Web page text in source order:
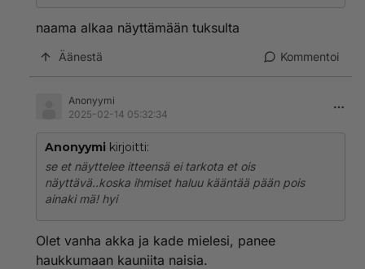
naama alkaa näyttämään tuksulta
Äänestä Kommentoi
Anonyymi
2025-02-14 05:32:34
Anonyymi kirjoitti:
se et näyttelee itteensä ei tarkota et ois
näyttävä..koska ihmiset haluu kääntää pään pois
ainaki mä! hyi
Olet vanha akka ja kade mielesi, panee
haukkumaan kauniita naisia.